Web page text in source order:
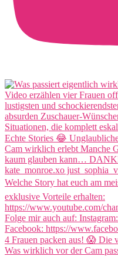
4 Frauen packen aus! 😱 Die
Was wirklich vor der Cam